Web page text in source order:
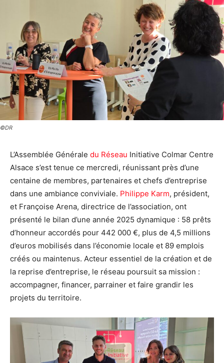
©DR
L’Assemblée Générale du Réseau Initiative Colmar Centre
Alsace s’est tenue ce mercredi, réunissant près d’une
centaine de membres, partenaires et chefs d’entreprise
dans une ambiance conviviale. Philippe Karm, président,
et Françoise Arena, directrice de l’association, ont
présenté le bilan d’une année 2025 dynamique : 58 prêts
d’honneur accordés pour 442 000 €, plus de 4,5 millions
d’euros mobilisés dans l’économie locale et 89 emplois
créés ou maintenus. Acteur essentiel de la création et de
la reprise d’entreprise, le réseau poursuit sa mission :
accompagner, financer, parrainer et faire grandir les
projets du territoire.